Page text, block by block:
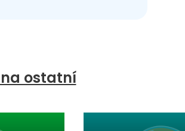
ostatní